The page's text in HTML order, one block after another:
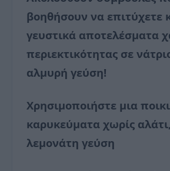
βοηθήσουν να επιτύχετε
γευστικά αποτελέσματα
περιεκτικότητας σε
αλμυρή γεύση!
Χρησιμοποιήστε μια
καρυκεύματα χωρίς
λεμονάτη γεύση